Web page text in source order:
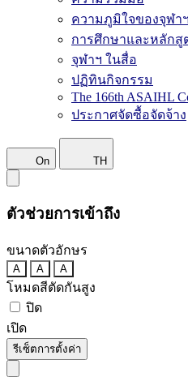
ความภูมิใจของจุฬาฯ
การศึกษาและหลักสู
จุฬาฯ ในสื่อ
ปฏิทินกิจกรรม
The 166th ASAIHL
ประกาศจัดซื้อจัดจ้าง
On TH
ตัวช่วยการเข้าถึง
ขนาดตัวอักษร
A A A
โหมดสีตัดกันสูง
ปิด
เปิด
รีเซ็ตการตั้งค่า